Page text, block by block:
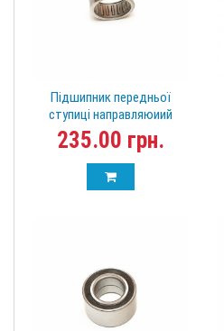
Підшипник передньої
ступиці направляюиий
голковий Wingle 5 OEM
HK3516
235.00 грн.